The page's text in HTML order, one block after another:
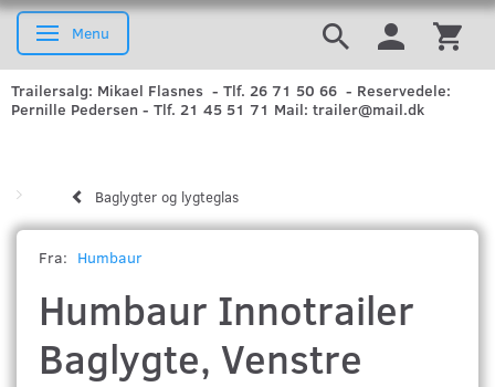
Skifte navigation
Menu
Trailersalg: Mikael Flasnes - Tlf. 26 71 50 66 - Reservedele:
Pernille Pedersen - Tlf. 21 45 51 71 Mail: trailer@mail.dk
Baglygter og lygteglas
Fra: Humbaur
Humbaur Innotrailer
Baglygte, Venstre